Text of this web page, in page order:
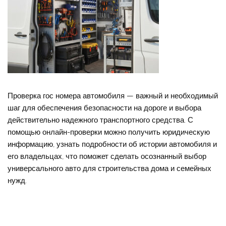
Проверка гос номера автомобиля — важный и необходимый
шаг для обеспечения безопасности на дороге и выбора
действительно надежного транспортного средства. С
помощью онлайн-проверки можно получить юридическую
информацию, узнать подробности об истории автомобиля и
его владельцах, что поможет сделать осознанный выбор
универсального авто для строительства дома и семейных
нужд.